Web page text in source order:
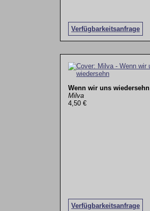
Verfügbarkeitsanfrage
Wenn wir uns wiedersehn
Milva
4,50 €
Verfügbarkeitsanfrage